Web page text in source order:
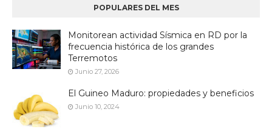
POPULARES DEL MES
Monitorean actividad Sísmica en RD por la
frecuencia histórica de los grandes
Terremotos
Junio 27, 2026
El Guineo Maduro: propiedades y beneficios
Junio 10, 2024